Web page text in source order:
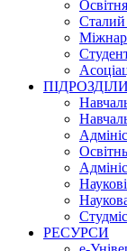
Сталий
ПІДРОЗДІЛИ
РЕСУРСИ